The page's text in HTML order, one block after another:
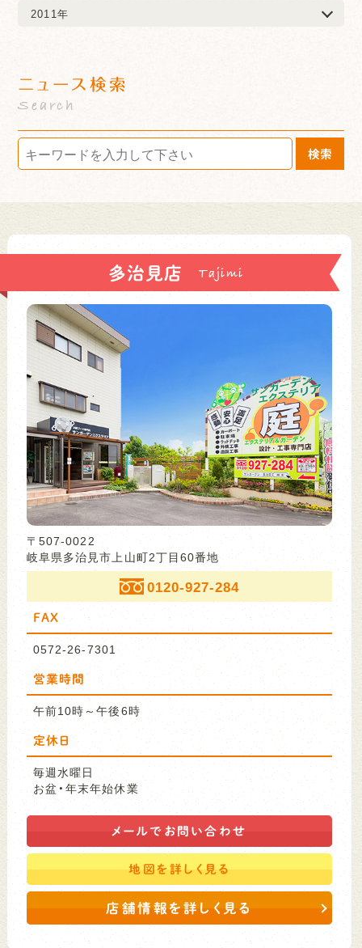
2011年
ニュース検索
Search
検索
多治見店
〒507-0022
岐阜県多治見市上山町2丁目60番地
0120-927-284
FAX
0572-26-7301
営業時間
午前10時～午後6時
定休日
毎週水曜日
お盆・年末年始休業
メールで お問い合わせ
地図を詳しく見る
店舗情報を詳しく見る